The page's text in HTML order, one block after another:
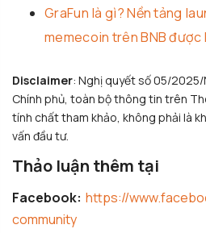
GraFun là gì? Nền tảng
memecoin trên BNB được
Disclaimer: Nghị quyết số 05/
Chính phủ, toàn bộ thông tin trên
tính chất tham khảo, không phải là
vấn đầu tư.
Thảo luận thêm tại
Facebook: https://
community